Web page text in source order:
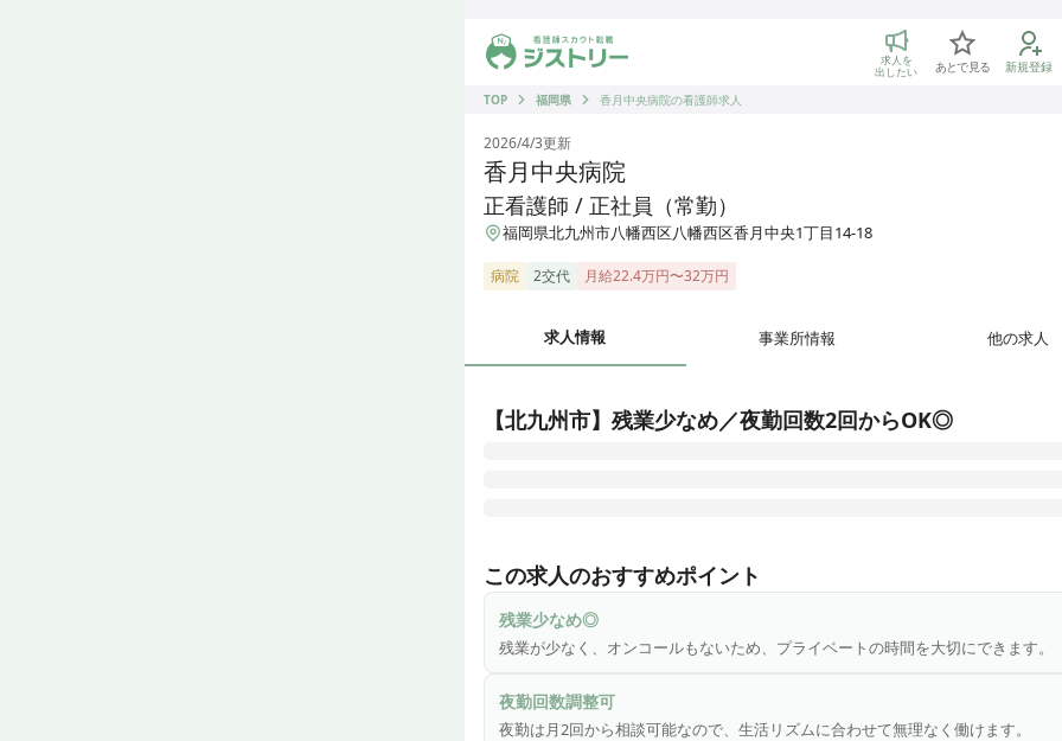
ジストリー 看護師の転職マッチング
求人を
出したい あとで見る
新規登録
TOP
福岡県 香月中央病院の看護師求人
2026/4/3更新
香月中央病院
正看護師 / 正社員（常勤）
福岡県北九州市八幡西区八幡西区香月中央1丁目14-18
病院 2交代 月給22.4万円〜32万円
求人情報 事業所情報 他の求人
【北九州市】残業少なめ／夜勤回数2回からOK◎
と介護との親和性が強みです。
当院では【看護師】を募集しております！ 残業少なめ、夜勤回数も2回
OK！ブランクのある方や、経験面に不安がある方も先輩スタッフが丁
導致しますので、ご安心ください。
この求人のおすすめポイント
残業少なめ◎
残業が少なく、オンコールもないため、プライベートの時間を大切にできます。
夜勤回数調整可
夜勤は月2回から相談可能なので、生活リズムに合わせて無理なく働けます。